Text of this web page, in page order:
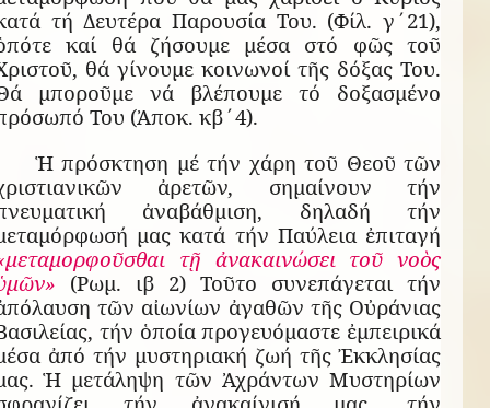
τή Δευτέρα Παρουσία Του. (Φίλ. γ΄21),
καί θά ζήσουμε μέσα στό φῶς τοῦ
θά γίνουμε κοινωνοί τῆς δόξας Του.
μποροῦμε νά βλέπουμε τό δοξασμένο
Του (Ἀποκ. κβ΄4).
Ἡ πρόσκτηση μέ τήν χάρη τοῦ Θεοῦ τῶν
ἀρετῶν, σημαίνουν τήν
ἀναβάθμιση, δηλαδή τήν
μας κατά τήν Παύλεια ἐπιταγή
μεταμορφοῦσθαι τῇ ἀνακαινώσει τοῦ νοὸς
(Ρωμ. ιβ 2) Τοῦτο συνεπάγεται τήν
τῶν αἰωνίων ἀγαθῶν τῆς Οὐράνιας
τήν ὁποία προγευόμαστε ἐμπειρικά
ἀπό τήν μυστηριακή ζωή τῆς Ἐκκλησίας
Ἡ μετάληψη τῶν Ἀχράντων Μυστηρίων